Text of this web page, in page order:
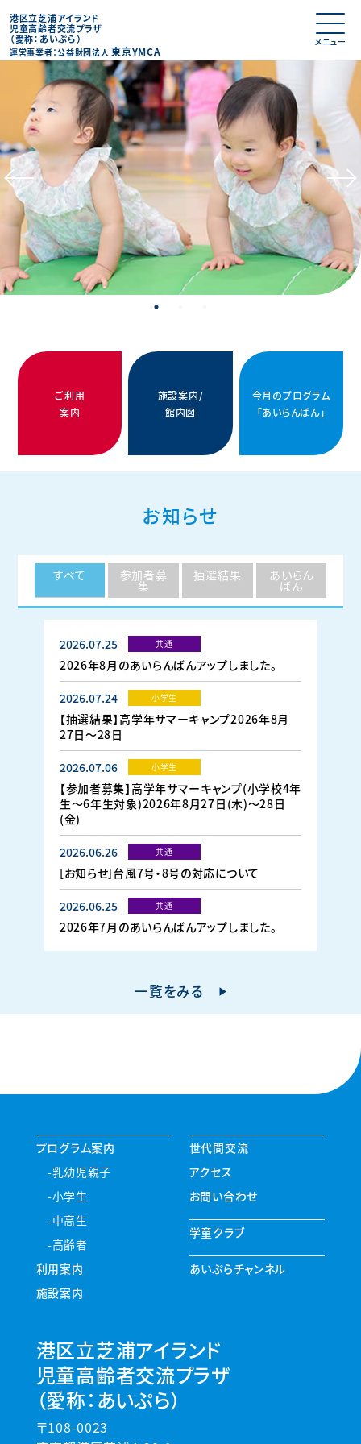
港区立芝浦アイランド
児童高齢者交流プラザ
（愛称：あいぷら）
運営事業者：公益財団法人東京YMCA
ご利用
案内
施設案内/
館内図
今月のプログラム
「あいらんばん」
お知らせ
すべて 参加者募
集
抽選結果 あいらん
ばん
2026.07.25 共通
2026年8月のあいらんばんアップしました。
2026.07.24 小学生
【抽選結果】高学年サマーキャンプ2026年8月
27日～28日
2026.07.06 小学生
【参加者募集】高学年サマーキャンプ(小学校4年
生～6年生対象)2026年8月27日(木)～28日
(金)
2026.06.26 共通
[お知らせ]台風7号・8号の対応について
2026.06.25 共通
2026年7月のあいらんばんアップしました。
一覧をみる
プログラム案内
乳幼児親子
小学生
中高生
高齢者
利用案内
施設案内
世代間交流
アクセス
お問い合わせ
学童クラブ
あいぷらチャンネル
港区立芝浦アイランド
児童高齢者交流プラザ
（愛称：あいぷら）
〒108-0023